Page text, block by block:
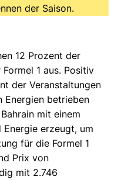
der Saison.
12 Prozent der
1 aus. Positiv
der Veranstaltungen
Energien betrieben
mit einem
erzeugt, um
für die Formel 1
Prix von
mit 2.746